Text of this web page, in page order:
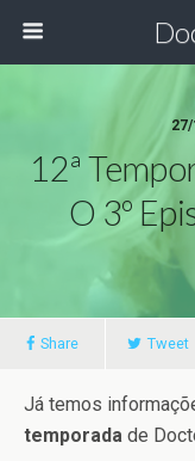
12ª
O 3º
Share Tweet
Já temos
temporada de